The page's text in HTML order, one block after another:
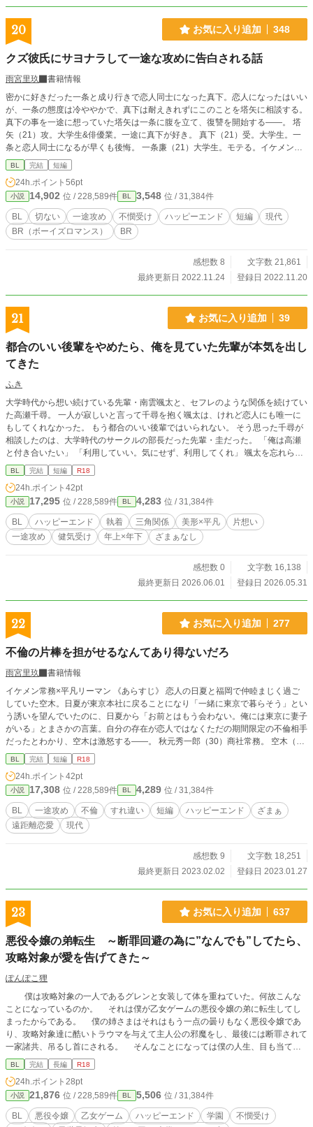
20 お気に入り追加 348
クズ彼氏にサヨナラして一途な攻めに告白される話
雨宮里玖
書籍情報
密かに好きだった一条と成り行きで恋人同士になった真下。恋人になったはいい
が、一条の態度は冷ややかで、真下は耐えきれずにこのことを塔矢に相談する。
真下の事を一途に想っていた塔矢は一条に腹を立て、復讐を開始する——。 塔
矢（21）攻。大学生&俳優業。一途に真下が好き。 真下（21）受。大学生。一
条と恋人同士になるが早くも後悔。 一条廉（21）大学生。モテる。イケメン。
真下のクズ彼氏。
BL 完結 短編
24h.ポイント 56pt
小説 14,902 位 / 228,589件 BL 3,548 位 / 31,384件
BL 切ない 一途攻め 不憫受け ハッピーエンド 短編
現代
BR（ボーイズロマンス）
BR
感想数 8
文字数 21,861
最終更新日 2022.11.24
登録日 2022.11.20
21 お気に入り追加 39
都合のいい後輩をやめたら、俺を見ていた先輩が本気を出し
てきた
ふき
大学時代から想い続けている先輩・南雲颯太と、セフレのような関係を続けてい
た高瀬千尋。 一人が寂しいと言って千尋を抱く颯太は、けれど恋人にも唯一に
もしてくれなかった。 もう都合のいい後輩ではいられない。 そう思った千尋が
相談したのは、大学時代のサークルの部長だった先輩・圭だった。 「俺は高瀬
と付き合いたい」 「利用していい。気にせず、利用してくれ」 颯太を忘れられ
ないと伝えても、圭は真っ直ぐな好意を差し出してくる。 千尋は颯太との関係
に区切りをつけて、圭と付き合うことにする。 けれど、終わらせた途端、颯太
は今さら千尋を求め始める。 好きだった人の唯一になれなかった千尋が、自分
を見ていた先輩に捕まって、少しずつ帰る場所を変えていく話。 攻め： 久瀬圭
(ｸｾﾞｹｲ) 南雲颯太(ﾅｸﾞﾓｿｳﾀ) 受け： 高瀬千尋(ﾀｶｾﾁﾋﾛ)
BL 完結 短編 R18
24h.ポイント 42pt
小説 17,295 位 / 228,589件 BL 4,283 位 / 31,384件
BL ハッピーエンド 執着 三角関係 美形×平凡
片想い
一途攻め
健気受け 年上×年下 ざまぁなし
感想数 0
文字数 16,138
最終更新日 2026.06.01
登録日 2026.05.31
22 お気に入り追加 277
不倫の片棒を担がせるなんてあり得ないだろ
雨宮里玖
書籍情報
イケメン常務×平凡リーマン 《あらすじ》 恋人の日夏と福岡で仲睦まじく過ご
していた空木。日夏が東京本社に戻ることになり「一緒に東京で暮らそう」とい
う誘いを望んでいたのに、日夏から「お前とはもう会わない。俺には東京に妻子
がいる」とまさかの言葉。自分の存在が恋人ではなくただの期間限定の不倫相手
だったとわかり、空木は激怒する——。 秋元秀一郎（30）商社常務。 空木（2
6）看護師 日夏（30）商社係長。
BL 完結 短編 R18
24h.ポイント 42pt
小説 17,308 位 / 228,589件 BL 4,289 位 / 31,384件
BL 一途攻め 不倫 すれ違い 短編 ハッピーエンド
ざまぁ
遠距離恋愛
現代
感想数 9
文字数 18,251
最終更新日 2023.02.02
登録日 2023.01.27
23 お気に入り追加 637
悪役令嬢の弟転生 ～断罪回避の為に”なんでも”してたら、
攻略対象が愛を告げてきた～
ぽんぽこ狸
ことになっているのか。 それは僕が乙女ゲームの悪役令嬢の弟に転生してし
まったからである。 僕の姉さまはそれはもう一点の曇りもなく悪役令嬢であ
り、攻略対象達に酷いトラウマを与えて主人公の邪魔をし、最後には断罪されて
一家諸共、吊るし首にされる。 そんなことになっては僕の人生、目も当てら
れない。 だから姉さまのせいで女嫌いになってしまったグレンには、すんな
り主人公とくっついて貰うために絶賛こうして治療中だし、他にもたくさん破滅
を回避するために行動している。 多分そのせいで原作は崩壊してるけど、知
ったことでは無いのだ！ そんなわけでもうすぐ始まるシナリオに怯えながら
も、今日もグレンと無機質な行為をするのだった。 書き忘れていましたが、B
L大賞に応募しています！ ぽちっと投票していただけますと大変うれしいで
BL 完結 長編 R18
24h.ポイント 28pt
小説 21,876 位 / 228,589件 BL 5,506 位 / 31,384件
BL 悪役令嬢 乙女ゲーム ハッピーエンド 学園
不憫受け